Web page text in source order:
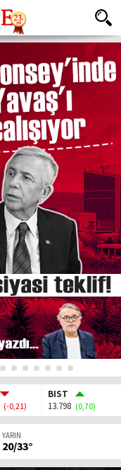
(-0,21)
BIST
13.798 (0,70)
YARIN
20/33°